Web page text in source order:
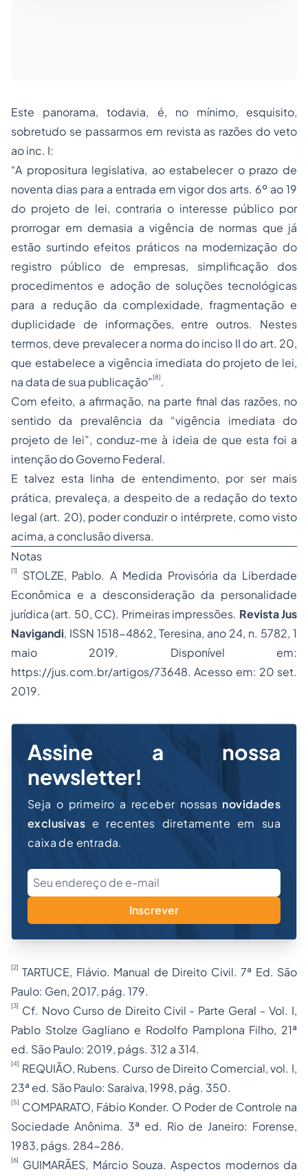
Este panorama, todavia, é, no mínimo, esquisito,
sobretudo se passarmos em revista as razões do veto
ao inc. I:
“A propositura legislativa, ao estabelecer o prazo de
noventa dias para a entrada em vigor dos arts. 6º ao 19
do projeto de lei, contraria o interesse público por
prorrogar em demasia a vigência de normas que já
estão surtindo efeitos práticos na modernização do
registro público de empresas, simplificação dos
procedimentos e adoção de soluções tecnológicas
para a redução da complexidade, fragmentação e
duplicidade de informações, entre outros. Nestes
termos, deve prevalecer a norma do inciso II do art. 20,
que estabelece a vigência imediata do projeto de lei,
na data de sua publicação”[8].
Com efeito, a afirmação, na parte final das razões, no
sentido da prevalência da “vigência imediata do
projeto de lei”, conduz-me à ideia de que esta foi a
intenção do Governo Federal.
E talvez esta linha de entendimento, por ser mais
prática, prevaleça, a despeito de a redação do texto
legal (art. 20), poder conduzir o intérprete, como visto
acima, a conclusão diversa.
Notas
[1] STOLZE, Pablo.A Medida Provisória da Liberdade
Econômica e a desconsideração da personalidade
jurídica (art. 50, CC). Primeiras impressões. Revista Jus
Navigandi, ISSN 1518-4862, Teresina, ano 24, n. 5782, 1
maio
2019. Disponível em:
https://jus.com.br/artigos/73648. Acesso em: 20 set.
2019.
Assine a nossa
newsletter!
Seja o primeiro a receber nossas novidades
exclusivas e recentes diretamente em sua
caixa de entrada.
Inscrever
[2] TARTUCE, Flávio. Manual de Direito Civil.7ª Ed. São
Paulo: Gen, 2017, pág. 179.
[3]
Cf. Novo Curso de Direito Civil - Parte Geral - Vol. I,
Pablo Stolze Gagliano e Rodolfo Pamplona Filho, 21ª
ed. São Paulo: 2019, págs. 312 a 314.
[4] REQUIÃO, Rubens. Curso de Direito Comercial, vol. I,
23ª ed. São Paulo: Saraiva, 1998, pág. 350.
[5] COMPARATO, Fábio Konder. O Poder de Controle na
Sociedade Anônima. 3ª ed. Rio de Janeiro: Forense,
1983, págs. 284-286.
[6] GUIMARÃES, Márcio Souza.Aspectos modernos da